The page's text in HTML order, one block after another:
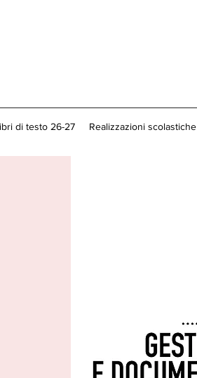
di testo 26-27 Realizzazioni scolastiche